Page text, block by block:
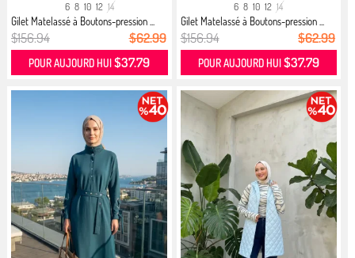
6 8 10 12 14
Gilet Matelassé à Boutons-pression ...
$156.94 $62.99
POUR AUJOURD HUI$37.79
6 8 10 12 14
Gilet Matelassé à Boutons-pression ...
$156.94 $62.99
POUR AUJOURD HUI $37.79